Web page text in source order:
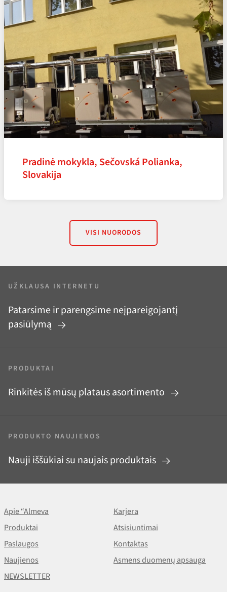
Pradinė mokykla, Sečovská Polianka,
Slovakija
VISI NUORODOS
UŽKLAUSA INTERNETU
Patarsime ir parengsime neįpareigojantį
pasiūlymą
PRODUKTAI
Rinkitės iš mūsų plataus asortimento
PRODUKTO NAUJIENOS
Nauji iššūkiai su naujais produktais
Apie “Almeva
Karjera
Produktai
Atsisiuntimai
Paslaugos
Kontaktas
Naujienos
Asmens duomenų apsauga
NEWSLETTER